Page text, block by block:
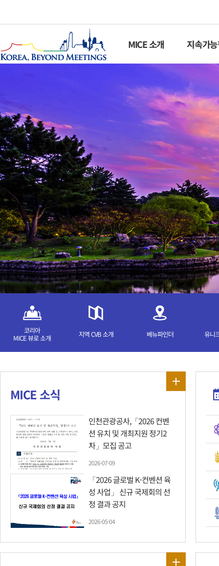
MICE 소개 지속가
코리아
MICE 뷰로 소개
지역 CVB 소개 베뉴파인더 유니
MICE 소식
인천관광공사,「2026 컨벤
션 유치 및 개최지원 정기2
차」모집 공고
2026-07-09
「2026 글로벌 K-컨벤션 육
성 사업」 신규 국제회의 선
정 결과 공지
2026-05-04